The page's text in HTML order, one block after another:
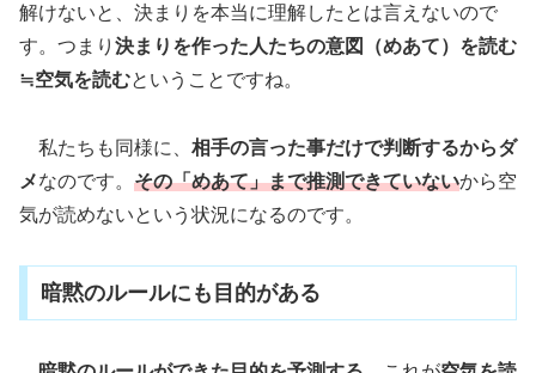
解けないと、決まりを本当に理解したとは言えないので
す。つまり 決まりを作った人たちの意図（めあて）を読む
≒空気を読むということですね。
私たちも同様に、 相手の言った事だけで判断するからダ
メなのです。 その「めあて」まで推測できていないから空
気が読めないという状況になるのです。
暗黙のルールにも目的がある